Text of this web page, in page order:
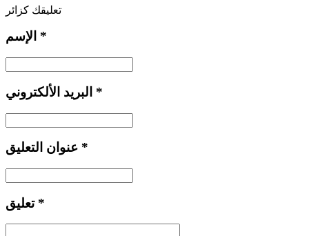
تعليقك كزائر
*
*
*
تعليق *